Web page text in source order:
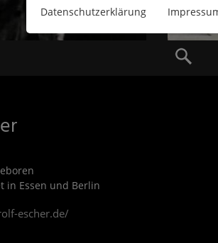
Datenschutzerklärung
in Essen und Berlin
escher.de/